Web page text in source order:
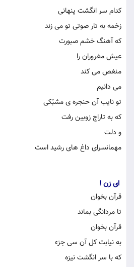
كدام سر انگشت پنهانی
زخمه به تار صوتی تو می زند
كه آهنگ خشم صبورت
عیش مغروران را
منغص می كند
می دانیم
تو نایب آن حنجره ی مشبّكی
كه به تاراج زوبین رفت
و دلت
مهمانسرای داغ های رشید است
ای زن !
قرآن بخوان
تا مردانگی بماند
قرآن بخوان
به نیابت كل آن سی جزء
كه با سر انگشت نیزه